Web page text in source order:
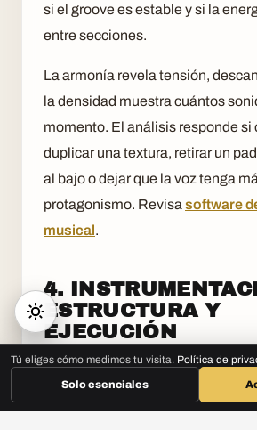
Tú eliges cómo medimos tu visita. Política de
Solo esenciales
si el groove es estable y si la
entre secciones.
La armonía revela tensión,
la densidad muestra cuántos
momento. El análisis responde si
duplicar una textura, retirar un
al bajo o dejar que la voz tenga
protagonismo. Revisa software
musical.
4.
ESTRUCTURA Y
EJECUCIÓN
La instrumentación se analiza
cada sonido cumple función:
AGENDA ASESORÍA GRATIS